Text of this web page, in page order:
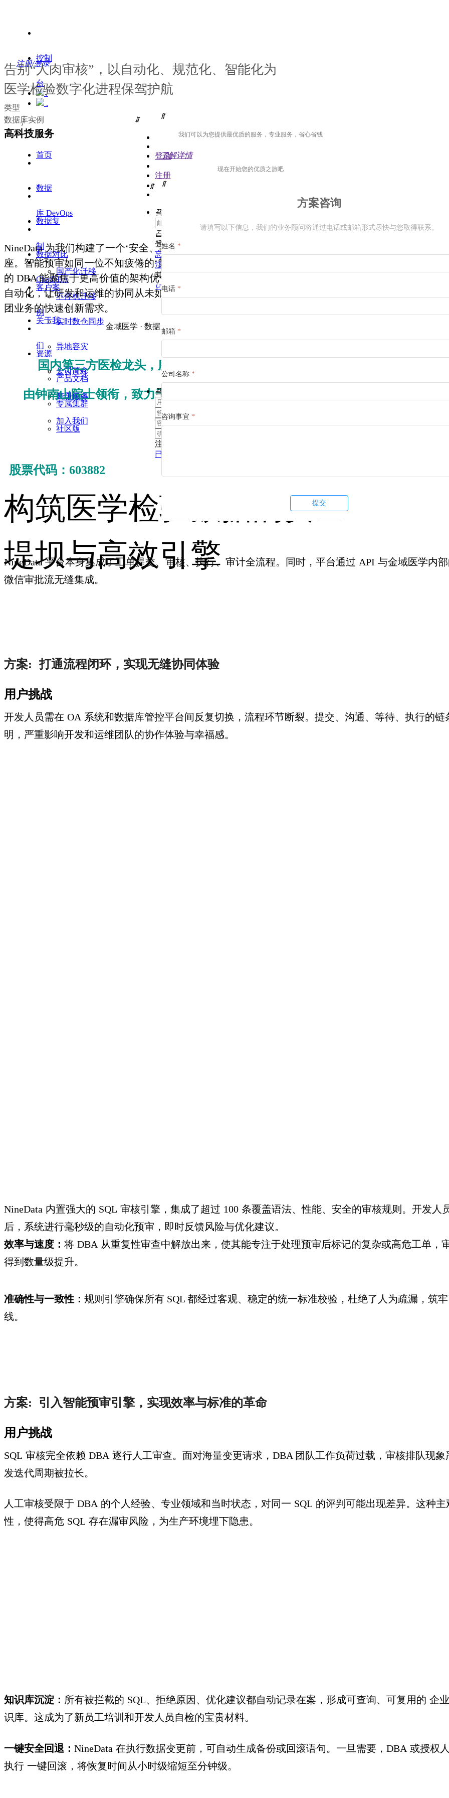
控制
台
注册/登录
/
.
/
首页
数据
库 DevOps
数据复
制
国产化迁移
不停机迁移
实时数仓同步
异地容灾
上云迁移
高级服务
数据对比
ChatDBA
客户案
例
关于我
们
公司简介
公司资讯
加入我们
资源
产品文档
专属集群
社区版
告别“人肉审核” ，以自动化、规范化、智能化为
医学检验数字化进程保驾护航
类型
数据库实例
高科技服务
NineData 为我们构建了一个‘安全、高效、规范’的数据操作基
座。智能预审如同一位不知疲倦的‘第一道防线专家’，让我们
的 DBA 能聚焦于更高价值的架构优化工作。流程的线上化、
自动化，让研发和运维的协同从未如此顺畅，完美支撑了集
团业务的快速创新需求。
金域医学 · 数据库负责人
国内第三方医检龙头，服务
由钟南山院士领衔，致力于智慧医检与精准诊断
股票代码：603882
构筑医学检验数据的
安全
堤坝与高效引擎
ꁲ
我们可以为您提供最优质的服务，专业服务，省心省钱
现在开始您的优质之旅吧
了解详情
ꁲ
登录
注册
끸
넰
끕
넰
登录
忘记密码
注册新用户
其它登录方式
너
끸
넰
注册
已有账号，去登录
ꁲ ꁲ
方案咨询
请填写以下信息，我们的业务顾问将通过电话或邮箱形式尽快与您取得联系。
姓名 *
电话 *
邮箱 *
公司名称 *
咨询事宜 *
提交
NineData平台本身集成了工单提交、审核、执行、审计全流程。同时，平台通过 API 与金域医学内
微信审批流无缝集成。
方案: 打通流程闭环，实现无缝协同体验
用户挑战
开发人员需在 OA 系统和数据库管控平台间反复切换，流程环节断裂。提交、沟通、等待、执行的链
明，严重影响开发和运维团队的协作体验与幸福感。
NineData 内置强大的 SQL 审核引擎，集成了超过 100 条覆盖语法、性能、安全的审核规则。开发人
后，系统进行毫秒级的自动化预审，即时反馈风险与优化建议。
效率与速度： 将 DBA 从重复性审查中解放出来，使其能专注于处理预审后标记的复杂或高危工单，
得到数量级提升。
准确性与一致性 ： 规则引擎确保所有 SQL 都经过客观、稳定的统一标准校验，杜绝了人为疏漏，筑
线。
方案: 引入智能预审引擎，实现效率与标准的革命
用户挑战
SQL 审核完全依赖 DBA 逐行人工审查。面对海量变更请求， DBA 团队工作负荷过载，审核排队现
发迭代周期被拉长。
人工审核受限于 DBA 的个人经验、专业领域和当时状态，对同一 SQL 的评判可能出现差异。这种主
性，使得高危 SQL 存在漏审风险，为生产环境埋下隐患。
知识库沉淀： 所有被拦截的 SQL、拒绝原因、优化建议都自动记录在案，形成可查询、可复用的 企
识库。这成为了新员工培训和开发人员自检的宝贵材料。
一键安全回退： NineData 在执行数据变更前，可自动生成备份或回滚语句。一旦需要， DBA 或授权
执行 一键回滚，将恢复时间从小时级缩短至分钟级。
微信扫码 立即